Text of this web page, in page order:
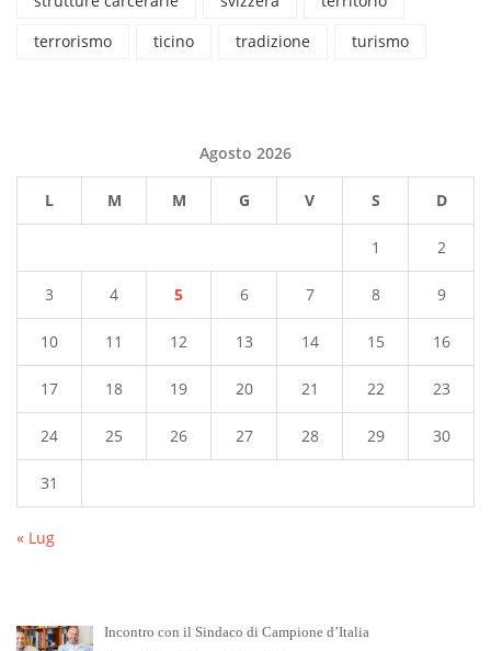
terrorismo
ticino tradizione turismo
Agosto 2026
L M M G V S D
1 2
3 4 5 6 7 8 9
10 11 12 13 14 15 16
17 18 19 20 21 22 23
24 25 26 27 28 29 30
31
« Lug
Incontro con il Sindaco di Campione d’Italia